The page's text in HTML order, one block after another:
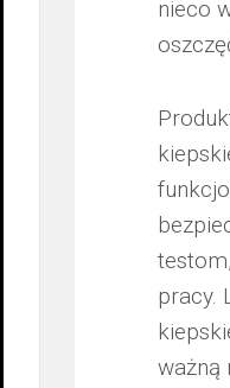
nieco
pracy.
ważną